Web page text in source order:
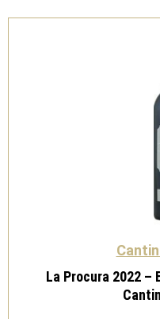
Notaio
La Procura 2022 –